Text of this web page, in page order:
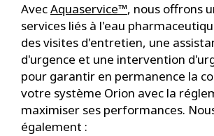
AvecAquaservice™, nous offrons
services liés à l'eau
des visites d'entretien, une
d'urgence et une intervention
pour garantir en permanence la
votre système Orion avec la
maximiser ses performances.
également :